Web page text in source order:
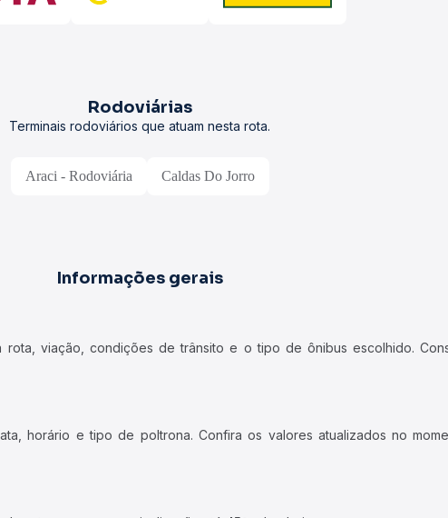
Rodoviárias
Terminais rodoviários que atuam nesta rota.
Araci - Rodoviária Caldas Do Jorro
Informações gerais
viação, condições de trânsito e o tipo de ônibus escolhido.
horário e tipo de poltrona. Confira os valores atualizados no